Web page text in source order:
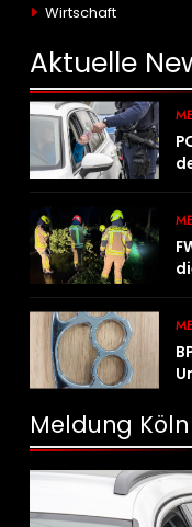
Wirtschaft
Aktuelle
Meldung Köln